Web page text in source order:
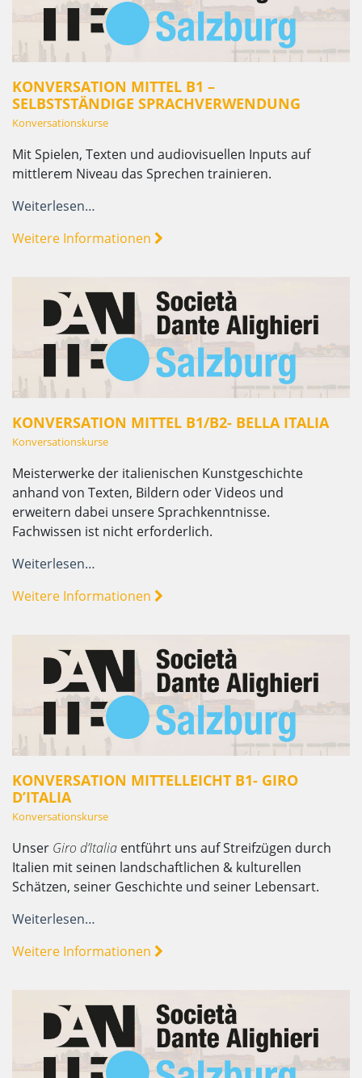
KONVERSATION MITTEL B1 –
SELBSTSTÄNDIGE SPRACHVERWENDUNG
Konversationskurse
Mit Spielen, Texten und audiovisuellen Inputs auf
mittlerem Niveau das Sprechen trainieren.
Weiterlesen…
Weitere Informationen
KONVERSATION MITTEL B1/B2- BELLA ITALIA
Konversationskurse
Meisterwerke der italienischen Kunstgeschichte
anhand von Texten, Bildern oder Videos und
erweitern dabei unsere Sprachkenntnisse.
Fachwissen ist nicht erforderlich.
Weiterlesen…
Weitere Informationen
KONVERSATION MITTELLEICHT B1- GIRO
D’ITALIA
Konversationskurse
Unser Giro d’Italia entführt uns auf Streifzügen durch
Italien mit seinen landschaftlichen & kulturellen
Schätzen, seiner Geschichte und seiner Lebensart.
Weiterlesen…
Weitere Informationen